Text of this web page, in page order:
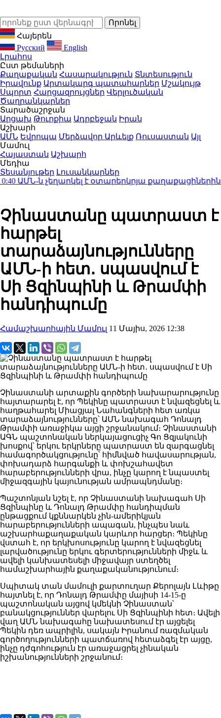
Հայերեն
Русский
English
Լրահոս
Ըստ թեմաների
Քաղաքական Հասարակություն Տնտեսություն
Իրավունք Արտակարգ պատահարներ Մշակույթ
Սպորտ Հարցազրույցներ Վերլուծական
Ծաղրանկարներ
Տարածաշրջան
Արցախ Թուրքիա Ադրբեջան Իրան
Աշխարհ
ԱՄՆ Եվրոպա Մերձավոր Արևելք Ռուսաստան Այլ
Մամուլ
Հայաստան Աշխարհ
Մեդիա
Տեսանյութեր Լուսանկարներ
ն չեղարկել է օտարերկրյա քաղաքացիներին
Չինաստանը պատրաստ է
հարթել
տարաձայնությունները
ԱՄՆ-ի հետ․ սպասվում է
Սի Ցզինպինի և Թրամփի
հանդիպումը
Համաշխարհային Մամուլ 11 Մայիս, 2026 12:38
Չինաստանի արտաքին գործերի նախարարությունը
հայտարարել է, որ Պեկինը պատրաստ է նվազեցնել և
հաղթահարել Միացյալ Նահանգների հետ առկա
տարաձայնությունները՝ ԱՄՆ նախագահ Դոնալդ
Թրամփի առաջիկա այցի շրջանակում։ Չինաստանի
ԱԳՆ պաշտոնական ներկայացուցիչ Գո Ցզյակունի
խոսքով՝ երկու երկրները պատրաստ են զարգացնել
համագործակցությունը՝ հիմնված հավասարության,
փոխադարձ հարգանքի և փոխշահավետ
հարաբերությունների վրա, ինչը կարող է նպաստել
միջազգային կայունության ամրապնդմանը։
Պաշտոնյան նշել է, որ Չինաստանի նախագահ Սի
Ցզինպինը և Դոնալդ Թրամփը հանդիպման
ընթացքում կքննարկեն չին-ամերիկյան
հարաբերությունների ապագան, ինչպես նաև
աշխարհաքաղաքական կարևոր հարցեր։ Պեկինը
վստահ է, որ երկխոսությունը կարող է նվազեցնել
լարվածությունը երկու գերտերությունների միջև և
ավելի կանխատեսելի միջավայր ստեղծել
համաշխարհային քաղաքականությունում։
Սպիտակ տան մամուլի քարտուղար Քերոլայն Լևիթը
հայտնել է, որ Դոնալդ Թրամփը մայիսի 14-15-ը
պաշտոնական այցով կմեկնի Չինաստան՝
բանակցություններ վարելու Սի Ցզինպինի հետ։ Ավելի
վաղ ԱՄՆ նախագահը նախատեսում էր այցելել
Պեկին դեռ ապրիլին, սակայն Իրանում ռազմական
գործողությունների պատճառով հետաձգել էր այցը,
ինչը դժգոհություն էր առաջացրել չինական
իշխանությունների շրջանում։